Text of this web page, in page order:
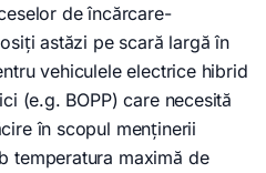
de încărcare-
astăzi pe scară largă în
vehiculele electrice hibrid
(e.g. BOPP) care necesită
în scopul menținerii
temperatura maximă de